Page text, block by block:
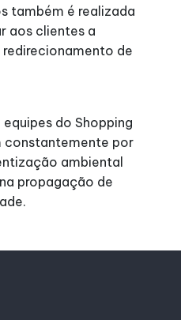
também é realizada
aos clientes a
de
do Shopping
constantemente por
ambiental
propagação de